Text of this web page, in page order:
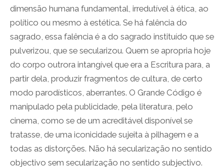
dimensão humana fundamental, irredutível à ética, ao
político ou mesmo à estética. Se há falência do
sagrado, essa falência é a do sagrado instituído que se
pulverizou, que se secularizou. Quem se apropria hoje
do corpo outrora intangível que era a Escritura para, a
partir dela, produzir fragmentos de cultura, de certo
modo parodísticos, aberrantes. O Grande Código é
manipulado pela publicidade, pela literatura, pelo
cinema, como se de um acreditável disponível se
tratasse, de uma iconicidade sujeita à pilhagem e a
todas as distorções. Não há secularização no sentido
objectivo sem secularização no sentido subjectivo.